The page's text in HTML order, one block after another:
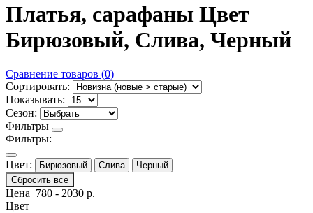
Платья, сарафаны Цвет
Бирюзовый, Слива, Черный
Сравнение товаров (0)
Сортировать:
Показывать:
Сезон:
Фильтры
Фильтры:
Цвет: Бирюзовый Слива
Черный
Сбросить все
Цена 780 - 2030 р.
Цвет